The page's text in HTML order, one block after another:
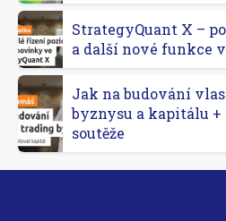
StrategyQuant X –
a další nové funkce
Jak na budování
byznysu a kapitálu
soutěže